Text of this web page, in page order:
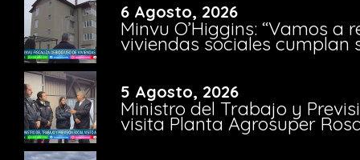
6 Agosto, 2026
Minvu O’Higgins: “Vamos a
viviendas sociales cumplan
5 Agosto, 2026
Ministro del Trabajo y
visita Planta Agrosuper